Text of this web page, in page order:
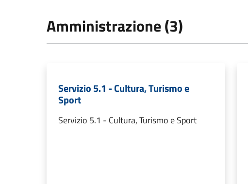
Amministrazione (3)
Servizio 5.1 - Cultura, Turismo e
Sport
Servizio 5.1 - Cultura, Turismo e Sport